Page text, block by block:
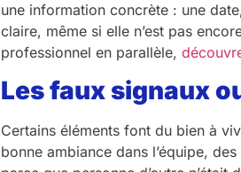
une information concrète : une
claire, même si elle n’est pas
professionnel en parallèle,
Les faux signaux
Certains éléments font du bien à
bonne ambiance dans l’équipe,